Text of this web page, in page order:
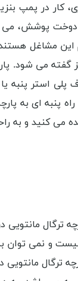
در پمپ
پوشش، می
مشاغل
گفته می شود.
پلی استر
پنبه ای به
می کنید و به
ترگال
و نمی توان
ترگال